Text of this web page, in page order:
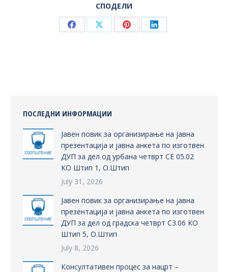
СПОДЕЛИ
Share Share Share Share
ПОСЛЕДНИ ИНФОРМАЦИИ
Јавен повик за организирање на јавна
презентација и јавна анкета по изготвен
ДУП за дел од урбана четврт СЕ 05.02
КО Штип 1, О.Штип
July 31, 2026
Јавен повик за организирање на јавна
презентација и јавна анкета по изготвен
ДУП за дел од градска четврт С3.06 КО
Штип 5, О.Штип
July 8, 2026
Консултативен процес за нацрт –